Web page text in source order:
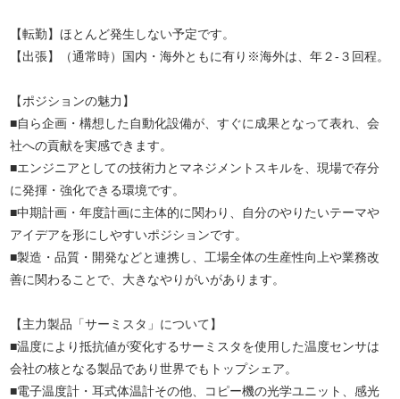
【転勤】ほとんど発生しない予定です。
【出張】（通常時）国内・海外ともに有り※海外は、年２-３回程。
【ポジションの魅力】
■自ら企画・構想した自動化設備が、すぐに成果となって表れ、会
社への貢献を実感できます。
■エンジニアとしての技術力とマネジメントスキルを、現場で存分
に発揮・強化できる環境です。
■中期計画・年度計画に主体的に関わり、自分のやりたいテーマや
アイデアを形にしやすいポジションです。
■製造・品質・開発などと連携し、工場全体の生産性向上や業務改
善に関わることで、大きなやりがいがあります。
【主力製品「サーミスタ」について】
■温度により抵抗値が変化するサーミスタを使用した温度センサは
会社の核となる製品であり世界でもトップシェア。
■電子温度計・耳式体温計その他、コピー機の光学ユニット、感光